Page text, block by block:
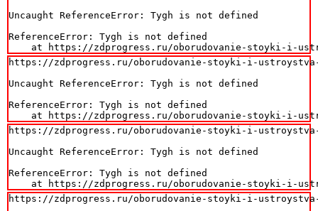
Uncaught ReferenceError: Tygh is not defined
ReferenceError: Tygh is not defined
at https://zdprogress.ru/oborudovanie-stoyki-i-
https://zdprogress.ru/oborudovanie-stoyki-i-ustroystva-
Uncaught ReferenceError: Tygh is not defined
ReferenceError: Tygh is not defined
at https://zdprogress.ru/oborudovanie-stoyki-i-
https://zdprogress.ru/oborudovanie-stoyki-i-ustroystva-
Uncaught ReferenceError: Tygh is not defined
ReferenceError: Tygh is not defined
at https://zdprogress.ru/oborudovanie-stoyki-i-
https://zdprogress.ru/oborudovanie-stoyki-i-ustroystva-